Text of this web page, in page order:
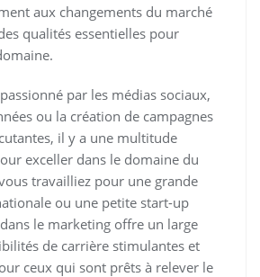
aux changements du marché
qualités essentielles pour
par les médias sociaux,
ou la création de campagnes
il y a une multitude
exceller dans le domaine du
travailliez pour une grande
ou une petite start-up
le marketing offre un large
de carrière stimulantes et
ceux qui sont prêts à relever le